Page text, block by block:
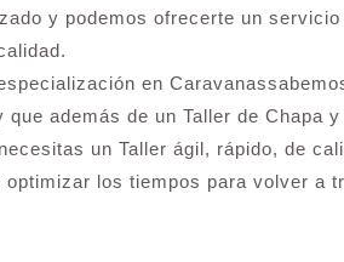
y podemos ofrecerte un
en
que además de un Taller de Chapa
un Taller ágil, rápido, de
optimizar los tiempos para volver a